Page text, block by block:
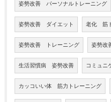
姿勢改善 パーソナルトレーニング
姿勢改善 ダイエット 老化 筋
姿勢改善 トレーニング 姿勢改
生活習慣病 姿勢改善 コミュニ
カッコいい体 筋力トレーニング